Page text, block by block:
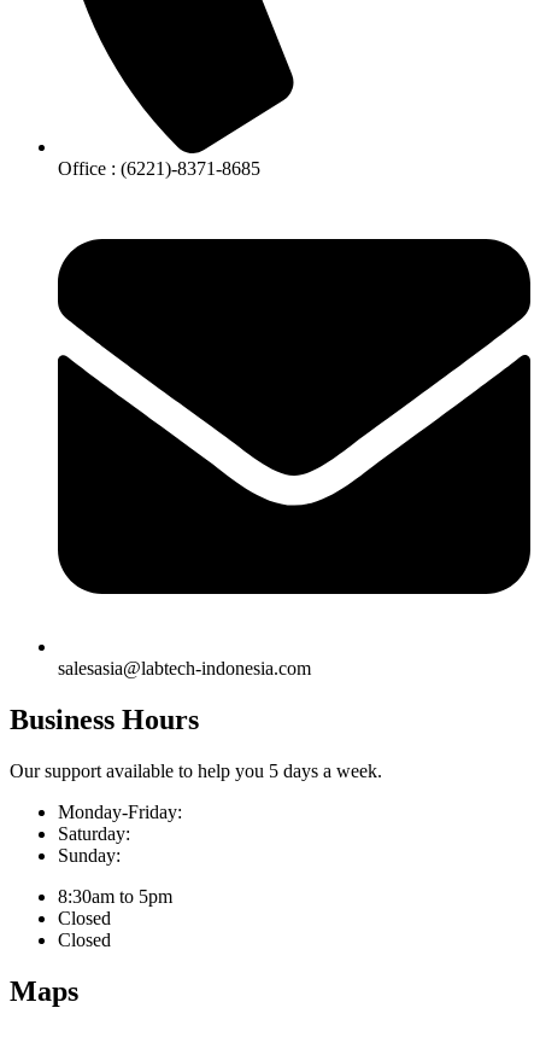
Office : (6221)-8371-8685
salesasia@labtech-indonesia.com
Business Hours
Our support available to help you 5 days a week.
Monday-Friday:
Saturday:
Sunday:
8:30am to 5pm
Closed
Closed
Maps